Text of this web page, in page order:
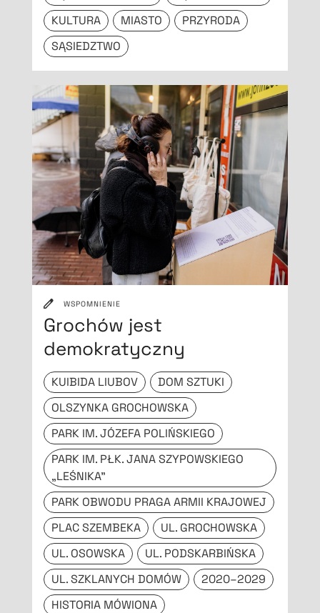
KULTURA
MIASTO
PRZYRODA
SĄSIEDZTWO
WSPOMNIENIE
Grochów jest
demokratyczny
KUIBIDA LIUBOV
DOM SZTUKI
OLSZYNKA GROCHOWSKA
PARK IM. JÓZEFA POLIŃSKIEGO
PARK IM. PŁK. JANA SZYPOWSKIEGO
„LEŚNIKA”
PARK OBWODU PRAGA ARMII KRAJOWEJ
PLAC SZEMBEKA
UL. GROCHOWSKA
UL. OSOWSKA
UL. PODSKARBIŃSKA
UL. SZKLANYCH DOMÓW
2020–2029
HISTORIA MÓWIONA